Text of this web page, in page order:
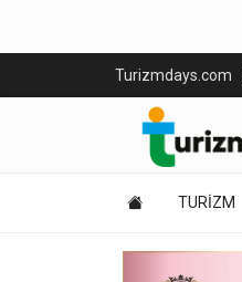
Turizmdays.com
TURİZM